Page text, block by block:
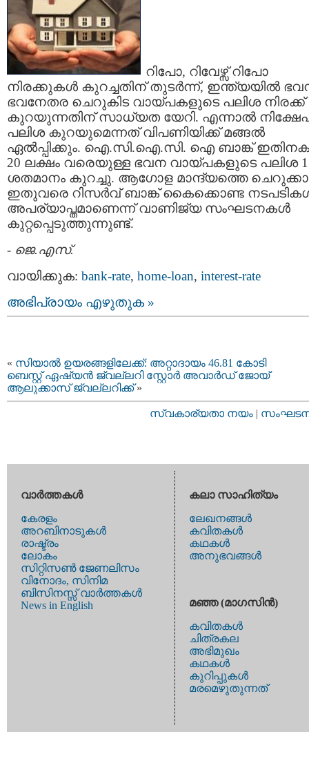
റിപോ, റിവേഴ്സ് റിപോ
നിരക്കുകള്‍ കുറച്ചതിന് തുടര്‍ന്ന്, ഇന്ത്യയില്‍
ഭവനേതര ചെറുകിട വായ്പകളുടെ പലിശ നിരക്ക്
കുറയുന്നതിന് സാധ്യത യേറി. എന്നാല്‍
പലിശ കുറയുമെന്നത് വിപണിയിക്ക് മങ്ങല്‍
ഏല്‍പ്പിക്കും. ഐ.സി.ഐ.സി. ഐ ബാങ്ക്
20 ലക്ഷം വരെയുള്ള ഭവന വായ്പകളുടെ പലിശ
ശതമാനം കുറച്ചു. ആഗോള മാന്ദ്യത്തെ
ഇതുവരെ റിസര്‍വ് ബാങ്ക് കൈക്കൊണ്ട
അപര്യാപ്തമാണെന്ന് വാണിജ്യ സംഘടനകള്‍
കുറ്റപ്പെടുത്തുന്നുണ്ട്.
- ജെ.എസ്.
വായിക്കുക: bank-rate, home-loan, interest-rate
അഭിപ്രായം എഴുതുക »
« സിയാല്‍ ഉയരങ്ങളിലേക്ക്: അറ്റാദാ‍യം 46.81 കോടി
ബെസ്റ്റ് ഏഷ്യന്‍ ജ്വല്ലറി സ്റ്റോര്‍ അവാര്‍ഡ് ജോയ്
ആലുക്കാസ് ജ്വല്ലറിക്ക്»
സ്വകാര്യതാ നയം |
വാര്‍ത്തകള്‍
കേരളം
അറബിനാടുകള്‍
രാഷ്ട്രം
ലോകം
സിറ്റിസണ്‍ ജേണലിസം
വിനോദം, സിനിമ
ബിസിനസ്സ് വാര്‍ത്തകള്‍
News in English
കലാ സാഹിത്യം
ലേഖനങ്ങള്‍
കവിതകള്‍
കഥകള്‍
അനുഭവങ്ങള്‍
മഞ്ഞ (മാഗസിന്‍)
കവിതകള്‍
ചിത്രകല
അഭിമുഖം
കഥകള്‍
കുറിപ്പുകള്‍
മരമെഴുതുന്നത്